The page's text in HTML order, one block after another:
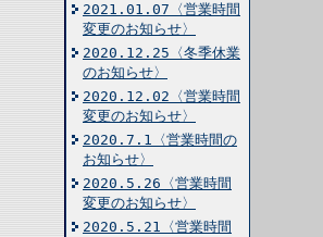
2021.01.07〈営業時間
変更のお知らせ〉
2020.12.25〈冬季休業
のお知らせ〉
2020.12.02〈営業時間
変更のお知らせ〉
2020.7.1〈営業時間の
お知らせ〉
2020.5.26〈営業時間
変更のお知らせ〉
2020.5.21〈営業時間